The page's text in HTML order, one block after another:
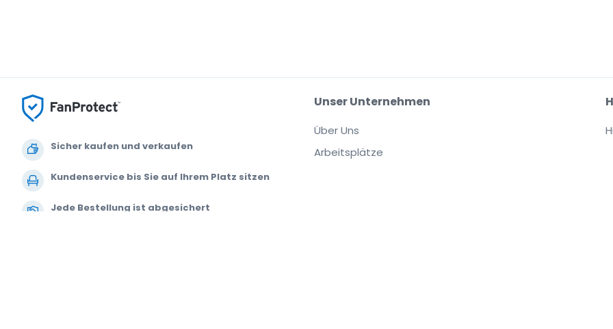
Sicher kaufen und verkaufen
Kundenservice bis Sie auf Ihrem Platz sitzen
Jede Bestellung ist abgesichert
Unser Unternehmen
Über Uns
Arbeitsplätze